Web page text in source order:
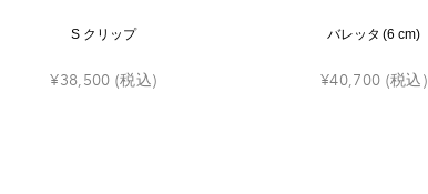
S クリップ
¥38,500 (税込)
バレッタ (6 cm)
¥40,700 (税込)